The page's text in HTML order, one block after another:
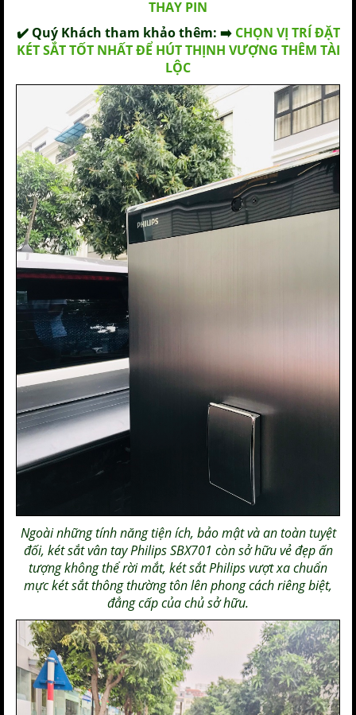
THAY PIN
✔️ Quý Khách tham khảo thêm: ➡️ CHỌN VỊ TRÍ ĐẶT
KÉT SẮT TỐT NHẤT ĐỂ HÚT THỊNH VƯỢNG THÊM TÀI
LỘC
Ngoài những tính năng tiện ích, bảo mật và an toàn tuyệt
đối, két sắt vân tay Philips SBX701 còn sở hữu vẻ đẹp ấn
tượng không thể rời mắt, két sắt Philipsvượt xa chuẩn
mực két sắt thông thường tôn lên phong cách riêng biệt,
đẳng cấp của chủ sở hữu.